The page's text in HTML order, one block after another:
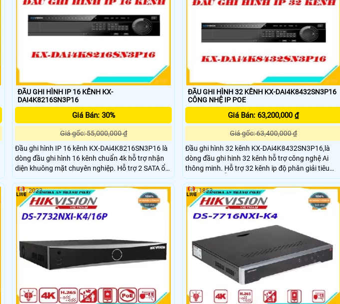
ĐẦU GHI HÌNH IP 16 KÊNH KX-
DAI4K8216SN3P16
Giá Bán: 30%
Giá gốc: 55,000,000 ₫
Đầu ghi hình IP 16 kênh KX-DAi4K8216SN3P16 là
dòng đầu ghi hình 16 kênh chuẩn 4k hỗ trợ nhận
diện khuông mặt chuyên nghiệp. Hỗ trợ 2 SATA ổ
cứng hỗ trợ tối da lên tới 10TB. Đầu ghi phù hơp
cho các dự án, công trình. phù hợp cho văn
phòng,sân bay ,bãi xe, công ty lớn ,
ĐẦU GHI HÌNH 32 KÊNH KX-DAI4K8432SN3P16
CÔNG NHỆ IP POE
Giá Bán: 63,200,000 ₫
Giá gốc: 63,400,000 ₫
Đầu ghi hình 32 kênh KX-DAi4K8432SN3P16,là
dòng đầu ghi hinh 32 kênh hỗ trợ công nghệ Ai
thông minh. Hỗ trợ 32 kênh ip độ phân giải tiêu
chuẩn 4K. HỖ Trợ 16 cổng POE. Tich hợp nhiều
công nghệ tiên tiên tiến như nhận diện khuông
mặt, Hỗ trợ 4 SATA x 10TB
2033 1853